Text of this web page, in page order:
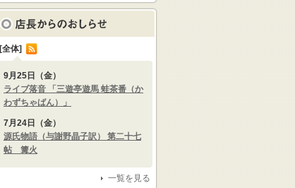
[全体]
9月25日（金）
ライブ落音 「三遊亭遊馬 蛙茶番（か
わずちゃばん）」
7月24日（金）
源氏物語（与謝野晶子訳） 第二十七
帖 篝火
一覧を見る